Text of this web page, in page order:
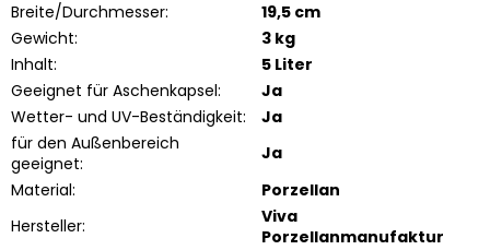
Breite/Durchmesser:
19,5 cm
Gewicht:
3 kg
Inhalt:
5 Liter
Geeignet für Aschenkapsel:
Ja
Wetter- und UV-Beständigkeit:
Ja
für den Außenbereich
geeignet:
Ja
Material:
Porzellan
Hersteller:
Viva
Porzellanmanufaktur